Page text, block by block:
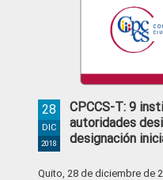
CPCCS-T: 9
autoridades
designación
28
DIC
2018
Quito, 28 de diciembre de